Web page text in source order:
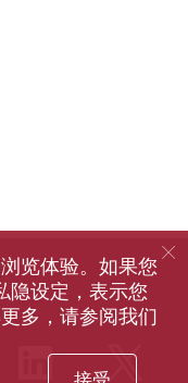
LinkedIn
览体验。如果您
隐设定，表示您
多，请参阅我们